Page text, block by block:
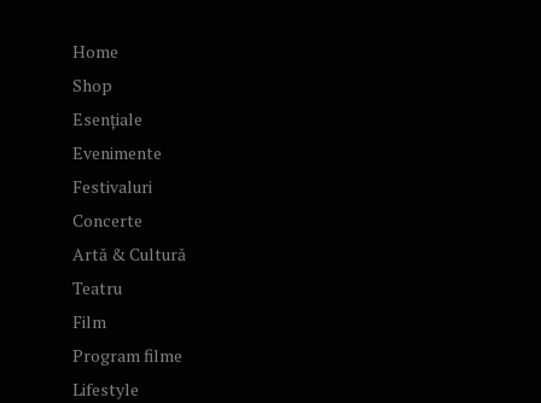
Home
Shop
Esențiale
Evenimente
Festivaluri
Concerte
Artă & Cultură
Teatru
Film
Program filme
Lifestyle